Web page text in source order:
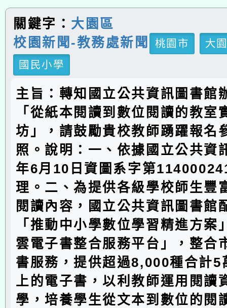
關鍵字： 大園區
校園新聞-教務處新聞
桃園市
大
國民小學
主旨：轉知國立公共資訊圖書館
「從紙本閱讀到數位閱讀的教室
坊」，請鼓勵貴校教師踴躍報名
照。說明：一、依據國立公共資
年6月10日資圖系字第
理。二、為提供各級學校師生豐
閱讀內容，國立公共資訊圖書館
「推動中小學數位學習精進方案
雲電子書整合服務平台」，整合
書服務，提供超過8,000種合計
上的電子書，以利教師運用閱讀
學，培養學生從文本到數位的閱